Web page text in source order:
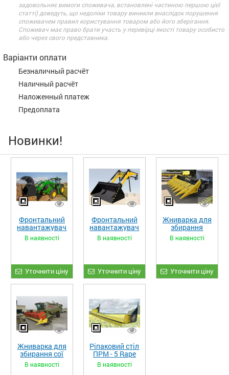
задовольняє вимоги споживача, встановлені частиною першою цієї
статті) доведуть, що недоліки товару виникли внаслідок порушення
споживачем правил користування товаром або його зберігання.
Споживач має право брати участь у перевірці якості товару особисто
або через свого представника.
Варіанти оплати
Безналичный расчёт
Наличный расчёт
Наложенный платеж
Предоплата
Новинки!
Фронтальний
навантажувач
«STRONG XL»
В наявності
Уточнити ціну
Фронтальний
навантажувач
«STRONG»
В наявності
Уточнити ціну
Жниварка для
збирання
кукурудзи
ЖКИ-870
В наявності
Уточнити ціну
Жниварка для
збирання сої
та гороху
«ETTARO»
В наявності
Ріпаковий стіл
ПРМ - 5 Rape
Fiore
В наявності